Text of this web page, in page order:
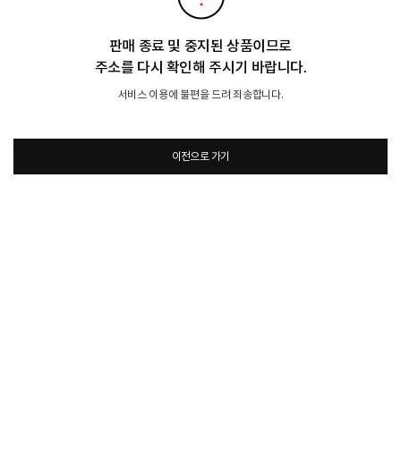
판매 종료 및 중지된 상품이므로
주소를 다시 확인해 주시기 바랍니다.
서비스 이용에 불편을 드려 죄송합니다.
이전으로 가기